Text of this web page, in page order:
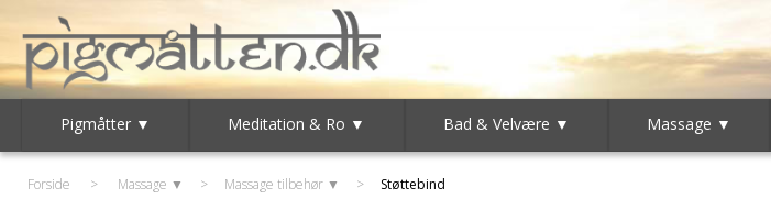
Pigmåtter ▼ Meditation & Ro ▼ Bad & Velvære ▼ Massage ▼
Forside > Massage ▼ > Massage tilbehør ▼ > Støttebind